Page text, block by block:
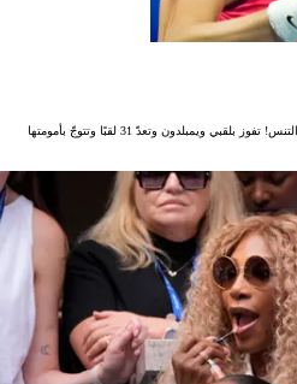
"بعد بشرى الحمل، كفيتوفا تتعلّق مسيرتها في التنس! تفوز بلقبي ويمبلدون وتعدّ 31 لقبًا وتتوجّ بأمومتها